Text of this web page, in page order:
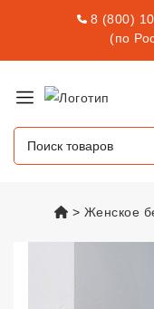
8 (800)
(по
vsexshop.ru
Женское